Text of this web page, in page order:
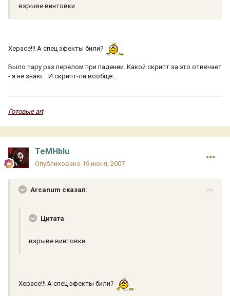
взрыве винтовки
Херасе!!! А спец эфекты били?
Было пару раз перелом при падении. Какой скрипт за это отвечает
- я не знаю... И скрипт-ли вообще...
Готовые art
TeMHbIu
Опубликовано 19 июня, 2007
Arcanum сказал:
Цитата
взрыве винтовки
Херасе!!! А спец эфекты били?